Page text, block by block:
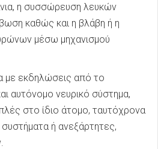
η συσσώρευση λευκών
καθώς και η βλάβη ή η
μέσω μηχανισμού
με εκδηλώσεις από το
αυτόνομο νευρικό σύστημα,
στο ίδιο άτομο, ταυτόχρονα
ή ανεξάρτητες,